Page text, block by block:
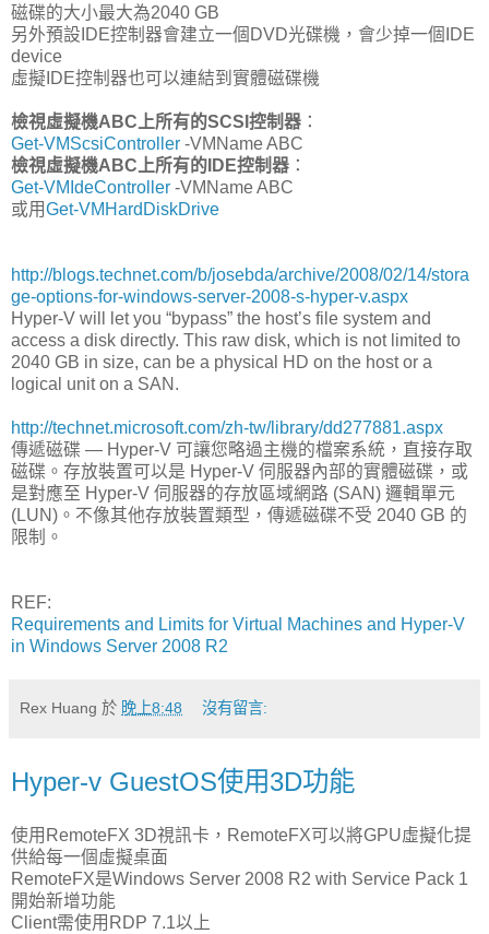
磁碟的大小最大為2040 GB
另外預設IDE控制器會建立一個DVD光碟機，會少掉一個IDE
device
虛擬IDE控制器也可以連結到實體磁碟機
檢視虛擬機ABC上所有的SCSI控制器 ：
Get-VMScsiController -VMName ABC
檢視虛擬機ABC上所有的IDE控制器 ：
Get-VMIdeController -VMName ABC
或用Get-VMHardDiskDrive
http://blogs.technet.com/b/josebda/archive/2008/02/14/stora
ge-options-for-windows-server-2008-s-hyper-v.aspx
Hyper-V will let you “bypass” the host’s file system and
access a disk directly. This raw disk, which is not limited to
2040 GB in size, can be a physical HD on the host or a
logical unit on a SAN.
http://technet.microsoft.com/zh-tw/library/dd277881.aspx
傳遞磁碟 — Hyper-V 可讓您略過主機的檔案系統，直接存取
磁碟。存放裝置可以是 Hyper-V 伺服器內部的實體磁碟，或
是對應至 Hyper-V 伺服器的存放區域網路 (SAN) 邏輯單元
(LUN)。不像其他存放裝置類型，傳遞磁碟不受 2040 GB 的
限制。
REF:
Requirements and Limits for Virtual Machines and Hyper-V
in Windows Server 2008 R2
Rex Huang 於 晚上8:48 沒有留言:
Hyper-v GuestOS使用3D功能
使用RemoteFX 3D視訊卡，RemoteFX可以將GPU虛擬化提
供給每一個虛擬桌面
RemoteFX是Windows Server 2008 R2 with Service Pack 1
開始新增功能
Client需使用RDP 7.1以上